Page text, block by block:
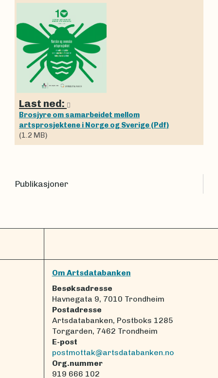
Last ned:
Brosjyre om samarbeidet mellom
artsprosjektene i Norge og Sverige (Pdf)
(1.2 MB)
Publikasjoner
Om Artsdatabanken
Besøksadresse
Havnegata 9, 7010 Trondheim
Postadresse
Artsdatabanken, Postboks 1285
Torgarden, 7462 Trondheim
E-post
postmottak@artsdatabanken.no
Org.nummer
919 666 102